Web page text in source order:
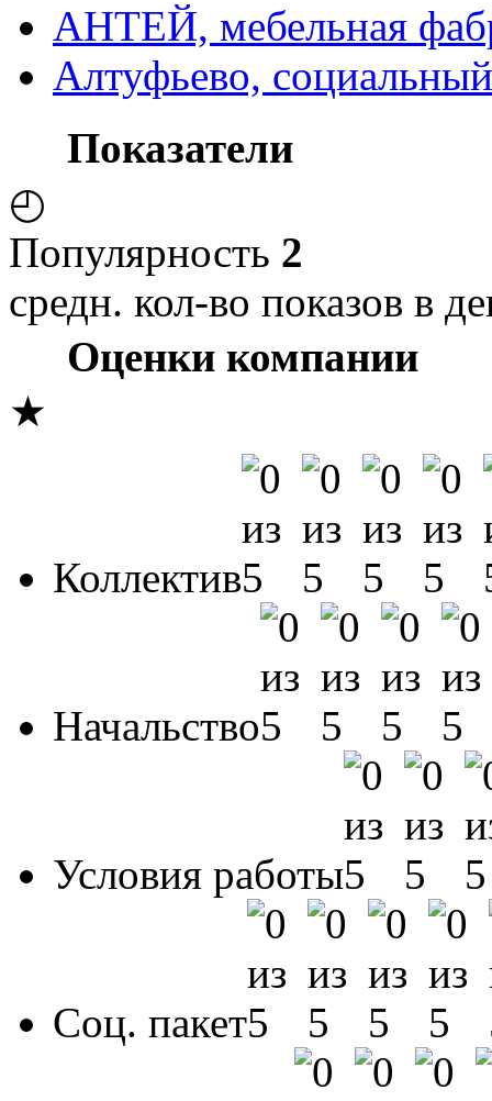
АНТЕЙ, мебельная
Алтуфьево,
Показатели
◴
Популярность 2
средн. кол-во показов в
Оценки компании
★
Коллектив
Начальство
Условия работы
Соц. пакет